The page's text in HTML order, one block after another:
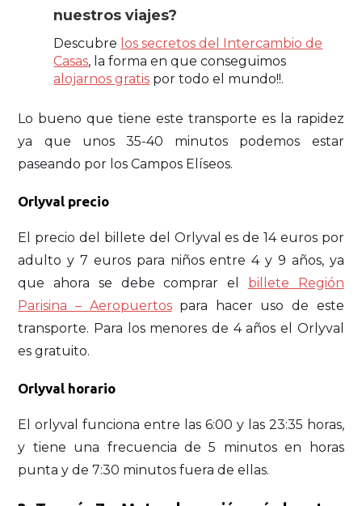
nuestros viajes?
Descubre los secretos del Intercambio de
Casas, la forma en que conseguimos
alojarnos gratis por todo el mundo!!.
Lo bueno que tiene este transporte es la rapidez
ya que unos 35-40 minutos podemos estar
paseando por los Campos Elíseos.
Orlyval precio
El precio del billete del Orlyval es de 14 euros por
adulto y 7 euros para niños entre 4 y 9 años, ya
que ahora se debe comprar el billete Región
Parisina – Aeropuertospara hacer uso de este
transporte. Para los menores de 4 años el Orlyval
es gratuito.
Orlyval horario
El orlyval funciona entre las 6:00 y las 23:35 horas,
y tiene una frecuencia de 5 minutos en horas
punta y de 7:30 minutos fuera de ellas.